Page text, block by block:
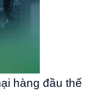
hàng đầu thế